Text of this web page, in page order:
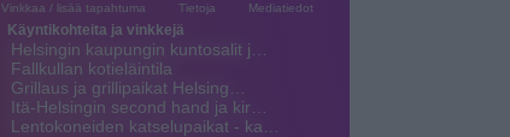
Vinkkaa / lisää tapahtuma Tietoja Mediatiedot
Käyntikohteita ja vinkkejä
Helsingin kaupungin kuntosalit j…
Fallkullan kotieläintila
Grillaus ja grillipaikat Helsing…
Itä-Helsingin second hand ja kir…
Lentokoneiden katselupaikat - ka…